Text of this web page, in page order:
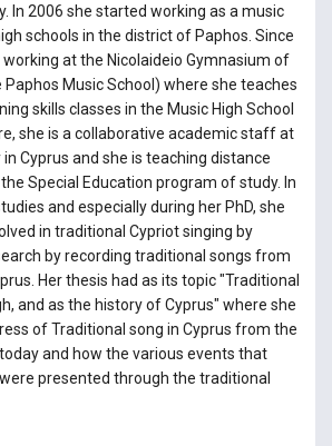
In 2006 she started working as a music
schools in the district of Paphos. Since
at the Nicolaideio Gymnasium of
Music School) where she teaches
skills classes in the Music High School
she is a collaborative academic staff at
in Cyprus and she is teaching distance
Special Education program of study. In
and especially during her PhD, she
in traditional Cypriot singing by
by recording traditional songs from
Her thesis had as its topic "Traditional
and as the history of Cyprus" where she
of Traditional song in Cyprus from the
and how the various events that
presented through the traditional